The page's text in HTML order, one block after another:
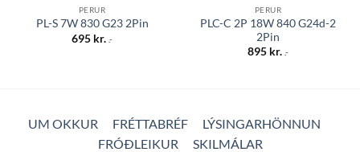
PERUR
PL-S 7W 830 G23 2Pin
695 kr. .-
PERUR
PLC-C 2P 18W 840 G24d-2
2Pin
895 kr. .-
UM OKKUR FRÉTTABRÉF
LÝSINGARHÖNNUN
FRÓÐLEIKUR
SKILMÁLAR